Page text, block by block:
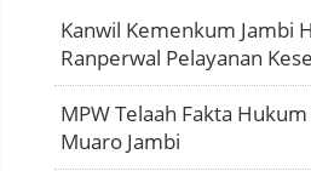
Kanwil Kemenkum Jambi
Ranperwal Pelayanan
MPW Telaah Fakta
Muaro Jambi